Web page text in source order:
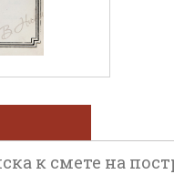
к смете на